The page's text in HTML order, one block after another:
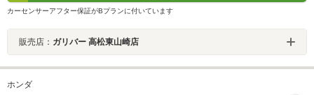
カーセンサーアフター保証がBプランに付いています
販売店： ガリバー 高松東山崎店
ホンダ